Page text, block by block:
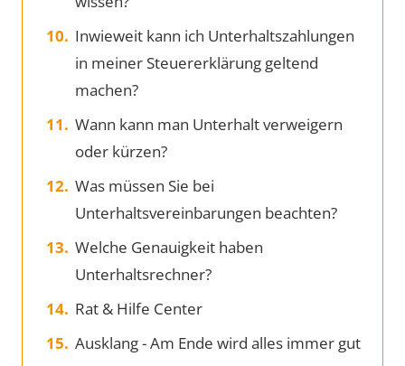
Inwieweit kann ich Unterhaltszahlungen
in meiner Steuererklärung geltend
machen?
Wann kann man Unterhalt verweigern
oder kürzen?
Was müssen Sie bei
Unterhaltsvereinbarungen beachten?
Welche Genauigkeit haben
Unterhaltsrechner?
Rat & Hilfe Center
Ausklang - Am Ende wird alles immer gut